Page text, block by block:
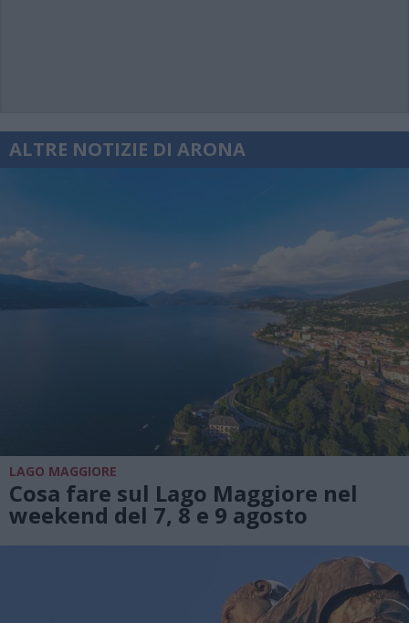
ALTRE NOTIZIE DI ARONA
LAGO MAGGIORE
Cosa fare sul Lago Maggiore nel
weekend del 7, 8 e 9 agosto